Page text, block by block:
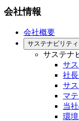
会社情報
会社概要
サステナビリティ
サステナ
サ
社
サ
マ
当
環境